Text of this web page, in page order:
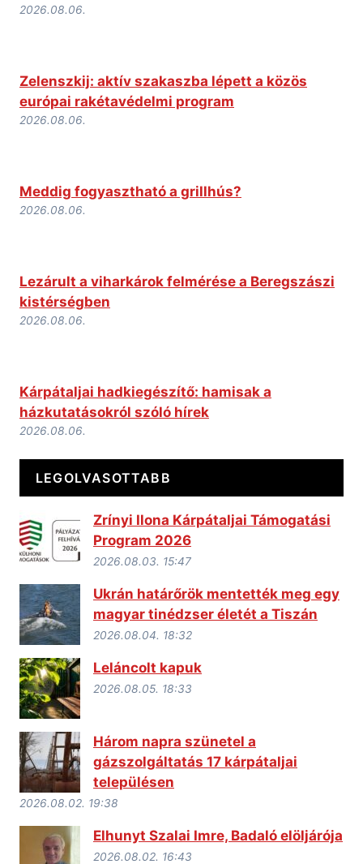
2026.08.06.
Zelenszkij: aktív szakaszba lépett a közös
európai rakétavédelmi program
2026.08.06.
Meddig fogyasztható a grillhús?
2026.08.06.
Lezárult a viharkárok felmérése a Beregszászi
kistérségben
2026.08.06.
Kárpátaljai hadkiegészítő: hamisak a
házkutatásokról szóló hírek
2026.08.06.
LEGOLVASOTTABB
Zrínyi Ilona Kárpátaljai Támogatási
Program 2026
2026.08.03. 15:47
Ukrán határőrök mentették meg egy
magyar tinédzser életét a Tiszán
2026.08.04. 18:32
Leláncolt kapuk
2026.08.05. 18:33
Három napra szünetel a
gázszolgáltatás 17 kárpátaljai
településen
2026.08.02. 19:38
Elhunyt Szalai Imre, Badaló elöljárója
2026.08.02. 16:43